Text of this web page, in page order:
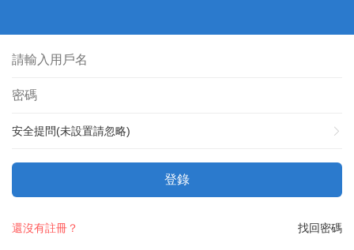
安全提問(未設置請忽略)
登錄
找回密碼
還沒有註冊？